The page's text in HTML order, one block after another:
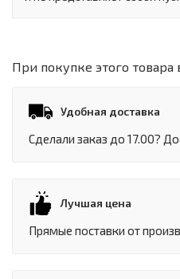
При покупке этого товара
Удобная доставка
Сделали заказ до 17.00?
Лучшая цена
Прямые поставки от